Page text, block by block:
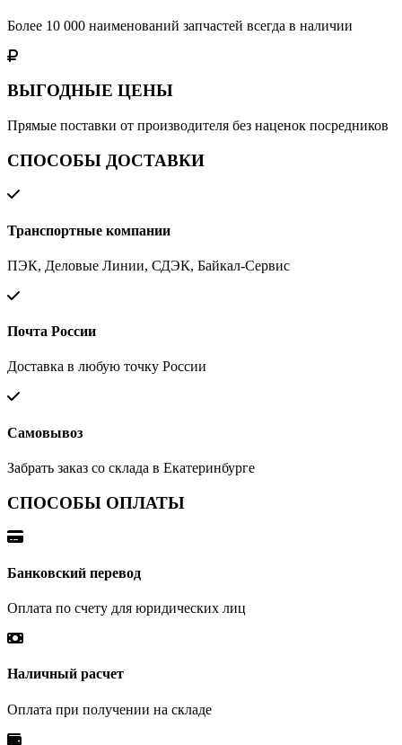
Более 10 000 наименований запчастей всегда в наличии
ВЫГОДНЫЕ ЦЕНЫ
Прямые поставки от производителя без наценок посредников
СПОСОБЫ ДОСТАВКИ
Транспортные компании
ПЭК, Деловые Линии, СДЭК, Байкал-Сервис
Почта России
Доставка в любую точку России
Самовывоз
Забрать заказ со склада в Екатеринбурге
СПОСОБЫ ОПЛАТЫ
Банковский перевод
Оплата по счету для юридических лиц
Наличный расчет
Оплата при получении на складе